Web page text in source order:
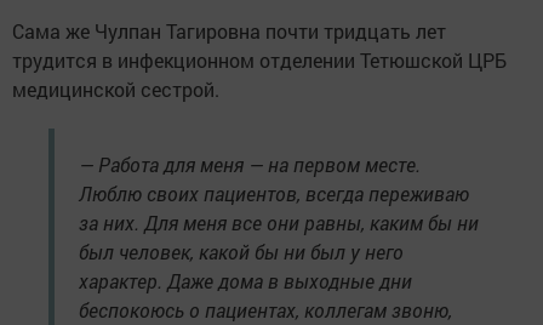
Сама же Чулпан Тагировна почти тридцать лет
трудится в инфекционном отделении Тетюшской ЦРБ
медицинской сестрой.
— Работа для меня — на первом месте.
Люблю своих пациентов, всегда переживаю
за них. Для меня все они равны, каким бы ни
был человек, какой бы ни был у него
характер. Даже дома в выходные дни
беспокоюсь о пациентах, коллегам звоню,